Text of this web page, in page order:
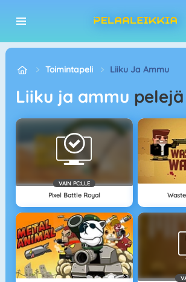
Toimintapeli Liiku Ja Ammu
Liiku ja ammu pelejä
VAIN PC:LLE
Pixel Battle Royal